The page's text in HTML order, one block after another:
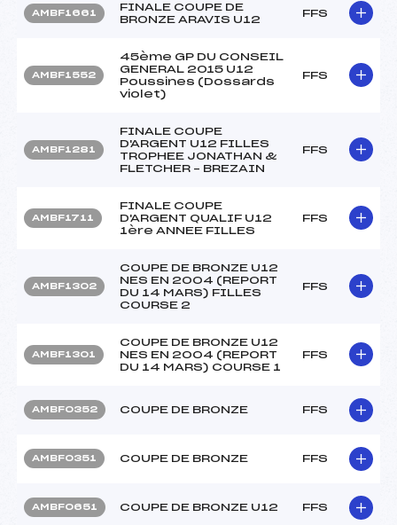
AMBF1661
FINALE COUPE DE
BRONZE ARAVIS U12
FFS
AMBF1552
45ème GP DU CONSEIL
GENERAL 2015 U12
Poussines (Dossards
violet)
FFS
AMBF1281
FINALE COUPE
D'ARGENT U12 FILLES
TROPHEE JONATHAN &
FLETCHER – BREZAIN
FFS
AMBF1711
FINALE COUPE
D'ARGENT QUALIF U12
1ère ANNEE FILLES
FFS
AMBF1302
COUPE DE BRONZE U12
NES EN 2004 (REPORT
DU 14 MARS) FILLES
COURSE 2
FFS
AMBF1301
COUPE DE BRONZE U12
NES EN 2004 (REPORT
DU 14 MARS) COURSE 1
FFS
AMBF0352 COUPE DE BRONZE FFS
AMBF0351 COUPE DE BRONZE FFS
AMBF0651 COUPE DE BRONZE U12 FFS